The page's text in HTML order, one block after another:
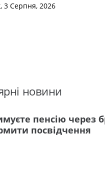
3 Серпня, 2026
новини
пенсію через
посвідчення